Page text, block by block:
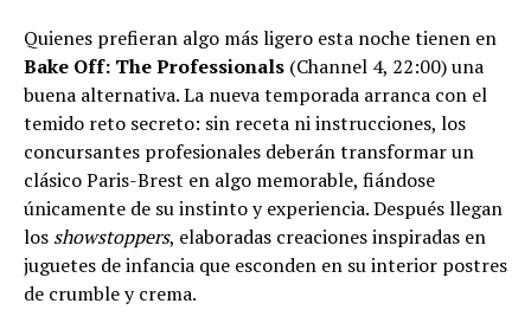
Quienes prefieran algo más ligero esta noche tienen en
Bake Off: The Professionals (Channel 4, 22:00) una
buena alternativa. La nueva temporada arranca con el
temido reto secreto: sin receta ni instrucciones, los
concursantes profesionales deberán transformar un
clásico Paris-Brest en algo memorable, fiándose
únicamente de su instinto y experiencia. Después llegan
los showstoppers, elaboradas creaciones inspiradas en
juguetes de infancia que esconden en su interior postres
de crumble y crema.